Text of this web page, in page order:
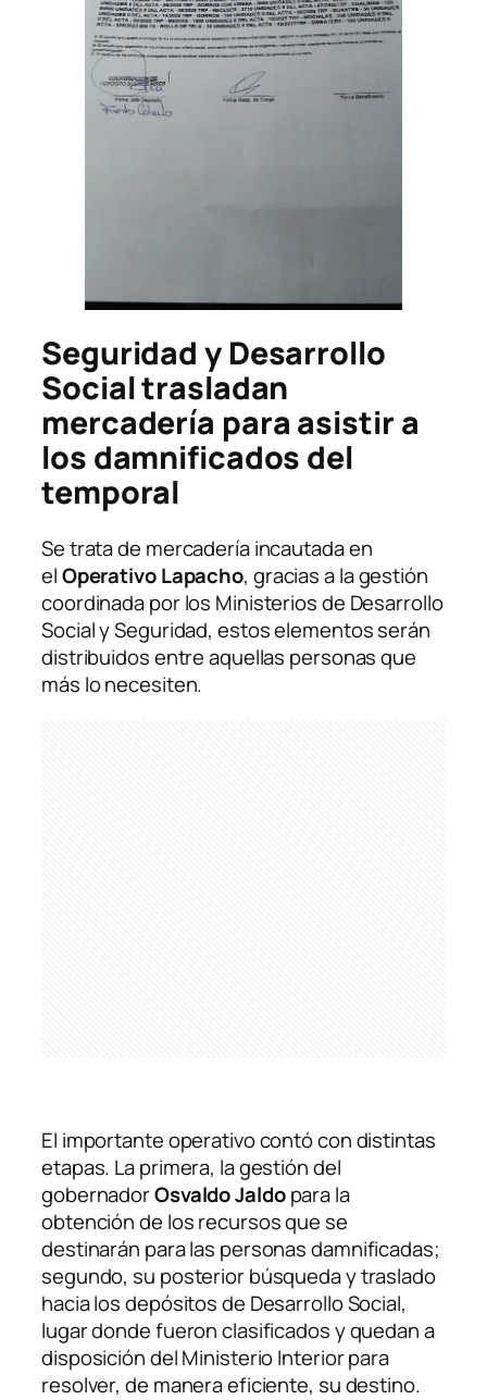
Seguridad y Desarrollo
Social trasladan
mercadería para asistir a
los damnificados del
temporal
Se trata de mercadería incautada en
elOperativo Lapacho, gracias a la gestión
coordinada por los Ministerios de Desarrollo
Social y Seguridad, estos elementos serán
distribuidos entre aquellas personas que
más lo necesiten.
El importante operativo contó con distintas
etapas. La primera, la gestión del
gobernadorOsvaldo Jaldopara la
obtención de los recursos que se
destinarán para las personas damnificadas;
segundo, su posterior búsqueda y traslado
hacia los depósitos de Desarrollo Social,
lugar donde fueron clasificados y quedan a
disposición del Ministerio Interior para
resolver, de manera eficiente, su destino.